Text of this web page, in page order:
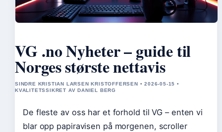
VG .no Nyheter – guide til
Norges største nettavis
SINDRE KRISTIAN LARSEN KRISTOFFERSEN • 2026-05-15 •
KVALITETSSIKRET AV DANIEL BERG
De fleste av oss har et forhold til VG – enten vi
blar opp papiravisen på morgenen, scroller